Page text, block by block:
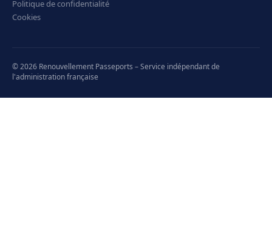
Politique de confidentialité
Cookies
© 2026 Renouvellement Passeports – Service indépendant de
l'administration française